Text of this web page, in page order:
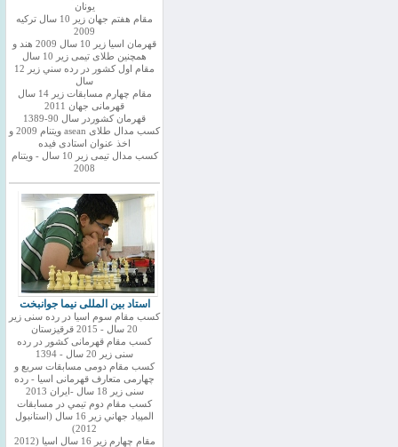
یونان
مقام هفتم جهان زیر 10 سال ترکیه
2009
قهرمان اسيا زیر 10 سال 2009 هند و
همچنین طلای تیمی زیر 10 سال
مقام اول كشور در رده سني زير 12
سال
مقام چهارم مسابقات زیر 14 سال
قهرمانی جهان 2011
قهرمان کشوردر سال 90-1389
کسب مدال طلای asean ویتنام 2009 و
اخذ عنوان استادی فیده
کسب مدال تیمی زیر 10 سال - ویتنام
2008
استاد بین المللی نیما جوانبخت
کسب مقام سوم اسیا در رده سنی زیر
20 سال - 2015 قرقیزستان
کسب مقام قهرمانی کشور در رده
سنی زیر 20 سال - 1394
کسب مقام دومی مسابقات سریع و
چهارمی متعارف قهرمانی اسیا - رده
سنی زیر 18 سال -ایران 2013
كسب مقام دوم تيمي در مسابقات
المپياد جهاني زير 16 سال (استانبول
2012)
مقام چهارم زير 16 سال اسيا (2012